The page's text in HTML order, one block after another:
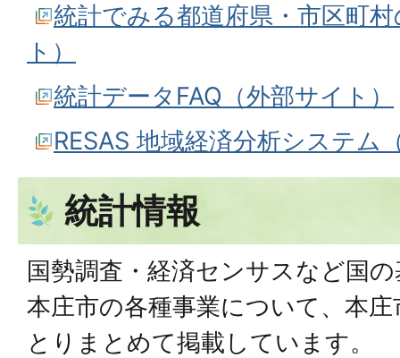
統計でみる都道府県・市区町
ト）
統計データFAQ（外部サイト）
RESAS 地域経済分析システム
統計情報
国勢調査・経済センサスなど国
本庄市の各種事業について、本
とりまとめて掲載しています。